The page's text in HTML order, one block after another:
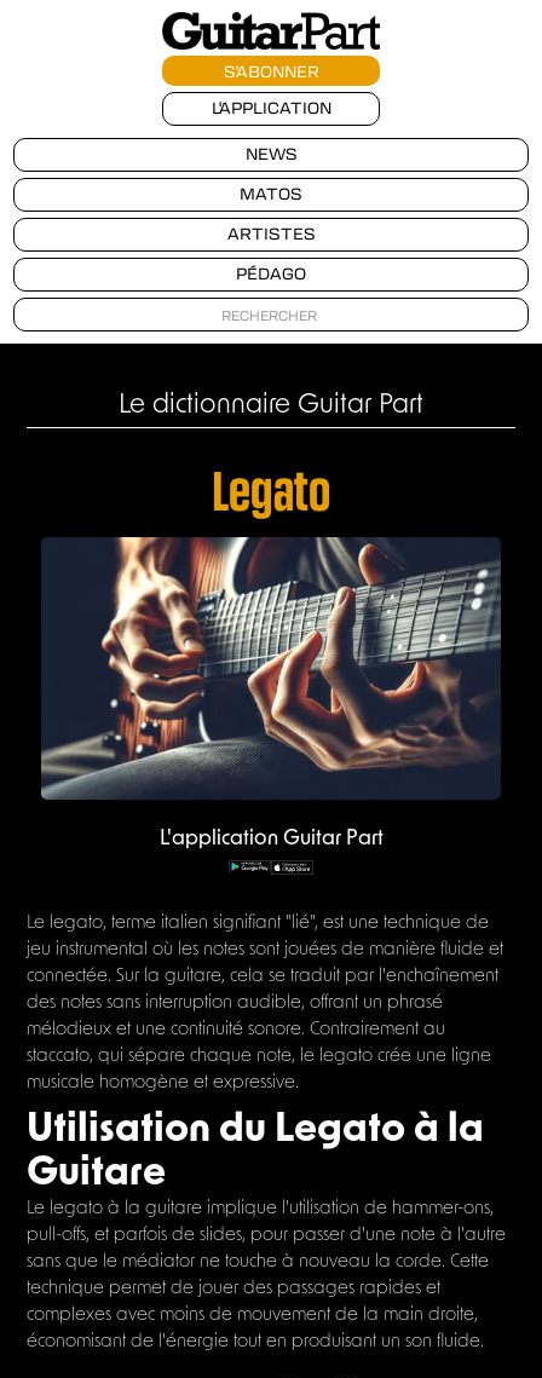
S'ABONNER
L'APPLICATION
NEWS
MATOS
ARTISTES
PÉDAGO
Le dictionnaire Guitar Part
Legato
L'application Guitar Part
Le legato, terme italien signifiant "lié", est une technique de
jeu instrumental où les notes sont jouées de manière fluide et
connectée. Sur la guitare, cela se traduit par l'enchaînement
des notes sans interruption audible, offrant un phrasé
mélodieux et une continuité sonore. Contrairement au
staccato, qui sépare chaque note, le legato crée une ligne
musicale homogène et expressive.
Utilisation du Legato à la
Guitare
Le legato à la guitare implique l'utilisation de hammer-ons,
pull-offs, et parfois de slides, pour passer d'une note à l'autre
sans que le médiator ne touche à nouveau la corde. Cette
technique permet de jouer des passages rapides et
complexes avec moins de mouvement de la main droite,
économisant de l'énergie tout en produisant un son fluide.